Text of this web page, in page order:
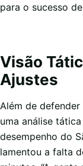
para o sucesso
Visão
Ajustes
Além de
uma análise
desempenho do
lamentou a falta